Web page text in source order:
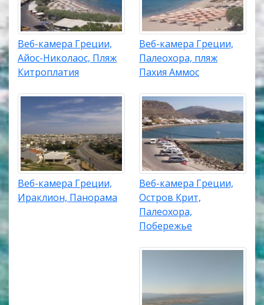
Веб-камера Греции,
Айос-Николаос, Пляж
Китроплатия
Веб-камера Греции,
Палеохора, пляж
Пахия Аммос
Веб-камера Греции,
Ираклион, Панорама
Веб-камера Греции,
Остров Крит,
Палеохора,
Побережье